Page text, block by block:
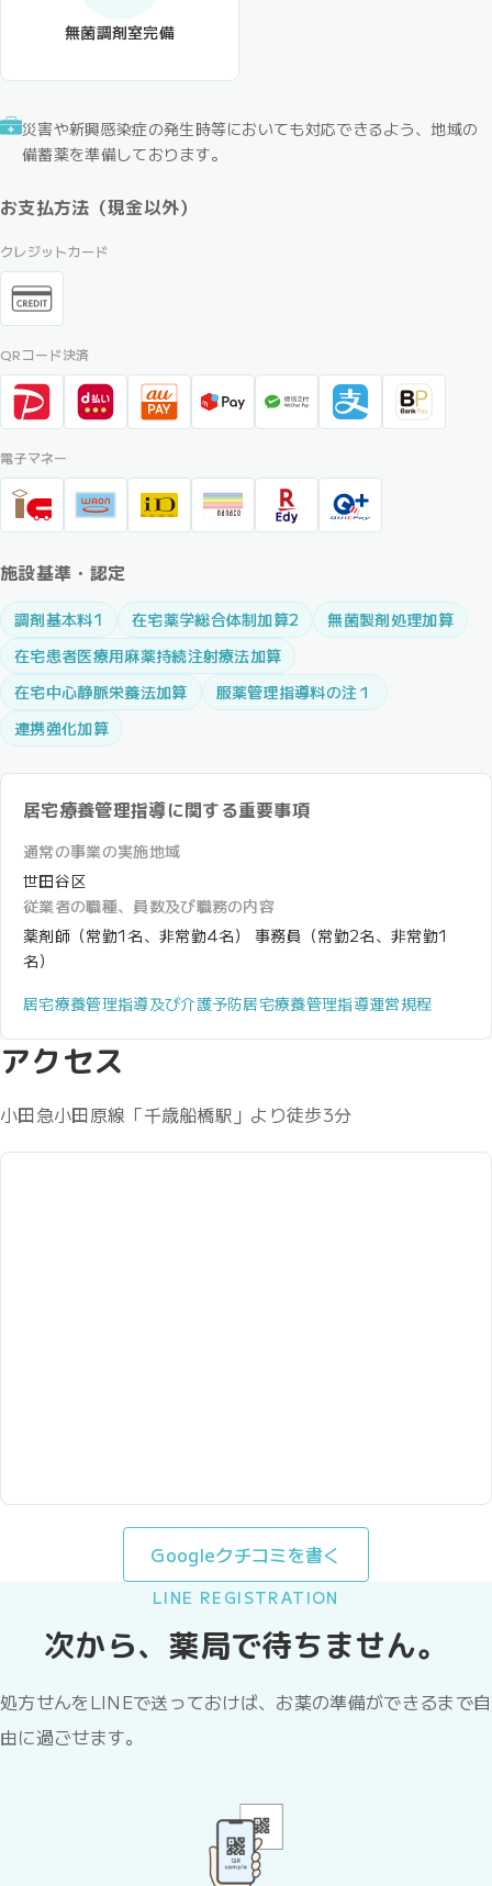
無菌調剤室完備
災害や新興感染症の発生時等においても対応できるよう、地域の
備蓄薬を準備しております。
お支払方法（現金以外）
クレジットカード
QRコード決済
電子マネー
施設基準・認定
調剤基本料1 在宅薬学総合体制加算2
無菌製剤処理加算
在宅患者医療用麻薬持続注射療法加算
在宅中心静脈栄養法加算
服薬管理指導料の注１
連携強化加算
居宅療養管理指導に関する重要事項
通常の事業の実施地域
世田谷区
従業者の職種、員数及び職務の内容
薬剤師（常勤1名、非常勤4名） 事務員（常勤2名、非常勤1
名）
居宅療養管理指導及び介護予防居宅療養管理指導運営規程
アクセス
小田急小田原線「千歳船橋駅」より徒歩3分
Googleクチコミを書く
LINE REGISTRATION
次から、薬局で待ちません。
処方せんをLINEで送っておけば、お薬の準備ができるまで自
由に過ごせます。